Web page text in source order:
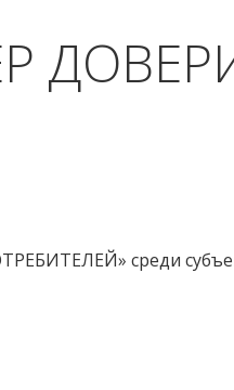
среди